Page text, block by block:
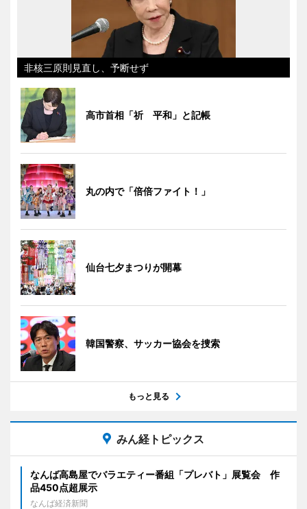
非核三原則見直し、予断せず
高市首相「祈 平和」と記帳
丸の内で「倍倍ファイト！」
仙台七夕まつりが開幕
韓国警察、サッカー協会を捜索
もっと見る
みん経トピックス
なんば高島屋でバラエティー番組「プレバト」展覧会 作
品450点超展示
なんば経済新聞